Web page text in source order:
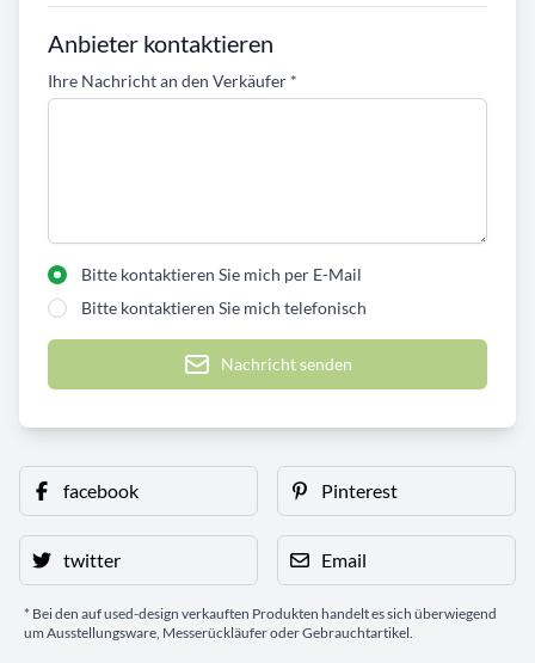
Anbieter kontaktieren
Ihre Nachricht an den Verkäufer *
Bitte kontaktieren Sie mich per E-Mail
Bitte kontaktieren Sie mich telefonisch
Nachricht senden
facebook Pinterest
twitter Email
* Bei den auf used-design verkauften Produkten handelt es sich überwiegend
um Ausstellungsware, Messerückläufer oder Gebrauchtartikel.